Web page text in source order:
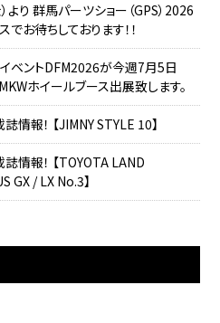
より 群馬パーツショー（GPS）2026
お待ちしております！！
イベントDFM2026が今週7月5日
ホイールブース出展致します。
報！ 【JIMNY STYLE 10】
情報！ 【TOYOTA LAND
GX / LX No.3】